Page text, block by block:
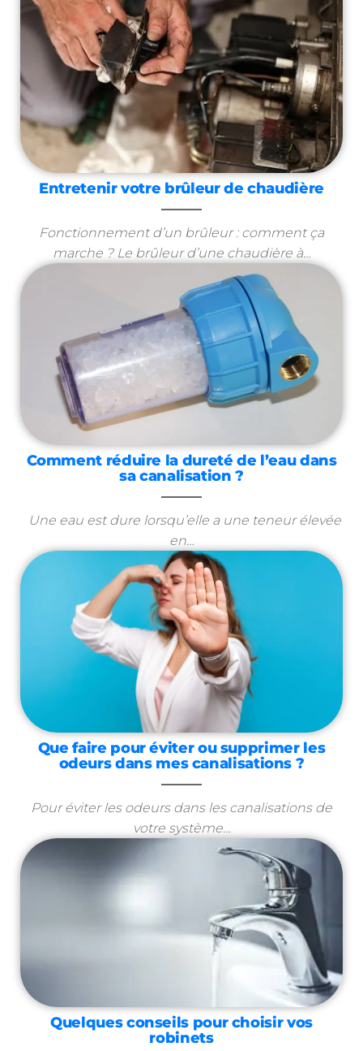
Entretenir votre brûleur de chaudière
Fonctionnement d’un brûleur : comment ça
marche ? Le brûleur d’une chaudière à…
Comment réduire la dureté de l’eau dans
sa canalisation ?
Une eau est dure lorsqu’elle a une teneur élevée
en…
Que faire pour éviter ou supprimer les
odeurs dans mes canalisations ?
Pour éviter les odeurs dans les canalisations de
votre système…
Quelques conseils pour choisir vos
robinets